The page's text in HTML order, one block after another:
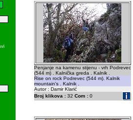
Penjanje na kamenu stijenu - vrh Podrevec
(544 m) . Kalnička greda . Kalnik .
Rise on rock Podrevec (544 m). Kalnik
mountain's . Kalnik .
Autor : Damir Klarić
Broj klikova :32 Com :0